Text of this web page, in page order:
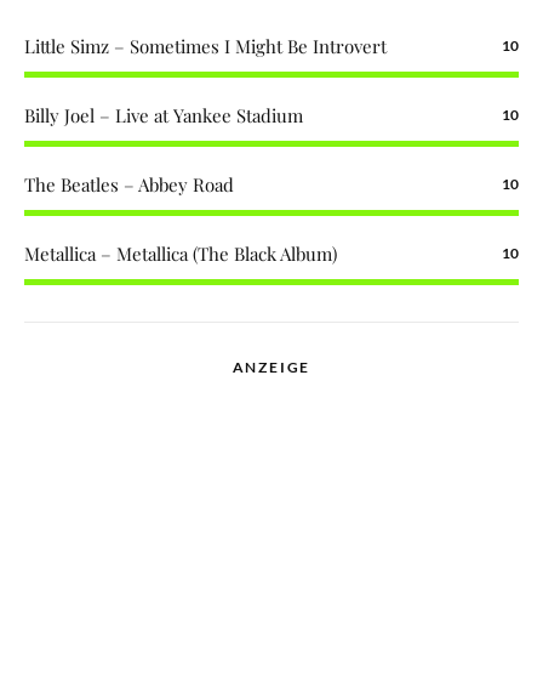
Little Simz – Sometimes I Might Be Introvert 10
Billy Joel – Live at Yankee Stadium 10
The Beatles – Abbey Road 10
Metallica – Metallica (The Black Album) 10
ANZEIGE